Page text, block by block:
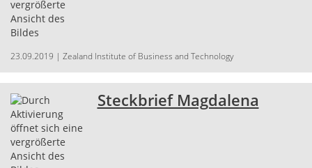
23.09.2019 | Zealand Institute of Business and Technology
Steckbrief Magdalena